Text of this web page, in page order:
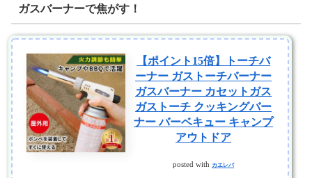
ガスバーナーで焦がす！
【ポイント15倍】トーチバ
ーナー ガストーチバーナー
ガスバーナー カセットガス
ガストーチ クッキングバー
ナー バーベキュー キャンプ
アウトドア
posted with カエレバ